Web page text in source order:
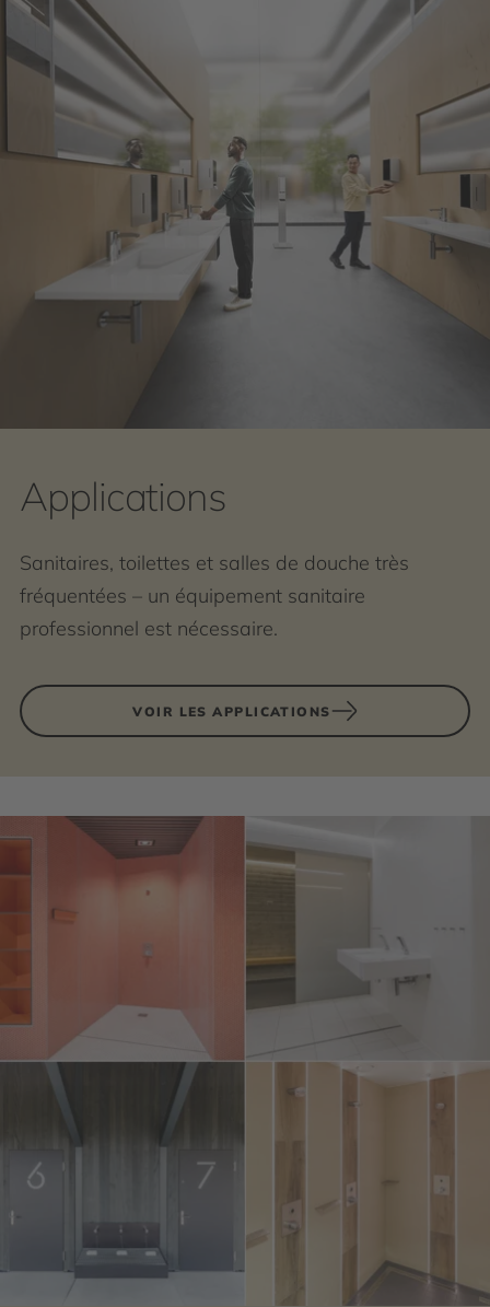
Applications
Sanitaires, toilettes et salles de douche très
fréquentées – un équipement sanitaire
professionnel est nécessaire.
VOIR LES APPLICATIONS